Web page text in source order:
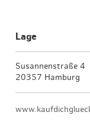
Lage
Susannenstraße 4
20357 Hamburg